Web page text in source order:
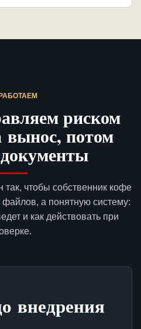
риском
вынос, потом
так, чтобы собственник кофе
а понятную систему:
и как действовать при
внедрения